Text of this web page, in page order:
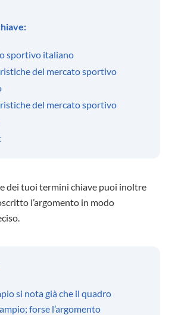
sportivo italiano
del mercato sportivo
del mercato sportivo
dei tuoi termini chiave puoi inoltre
l’argomento in modo
si nota già che il quadro
forse l’argomento